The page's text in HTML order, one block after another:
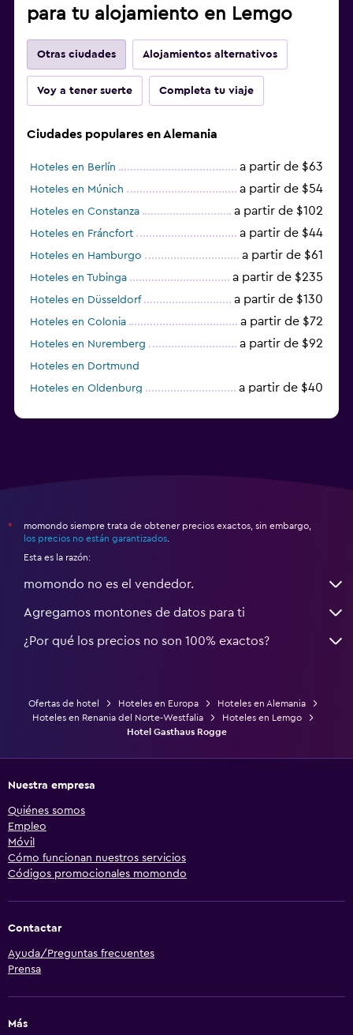
para tu alojamiento en Lemgo
Otras ciudades Alojamientos alternativos
Voy a tener suerte Completa tu viaje
Ciudades populares en Alemania
Hoteles en Berlín a partir de $63
Hoteles en Múnich a partir de $54
Hoteles en Constanza a partir de $102
Hoteles en Fráncfort a partir de $44
Hoteles en Hamburgo a partir de $61
Hoteles en Tubinga a partir de $235
Hoteles en Düsseldorf a partir de $130
Hoteles en Colonia a partir de $72
Hoteles en Nuremberg a partir de $92
Hoteles en Dortmund
Hoteles en Oldenburg
a partir de $40
*
momondo siempre trata de obtener precios exactos, sin embargo,
los precios no están garantizados
Esta es la razón:
momondo no es el vendedor.
Agregamos montones de datos para ti
¿Por qué los precios no son 100% exactos?
Ofertas de hotel Hoteles en Europa
Hoteles en Alemania
Hoteles en Renania del Norte-Westfalia
Hoteles en Lemgo
Hotel Gasthaus Rogge
Nuestra empresa
Quiénes somos
Empleo
Móvil
Cómo funcionan nuestros servicios
Códigos promocionales momondo
Contactar
Ayuda/Preguntas frecuentes
Prensa
Más